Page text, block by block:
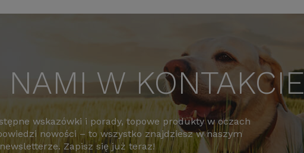
W KONTAKCIE
wskazówki i porady, topowe produkty w oczach
nowości – to wszystko znajdziesz w naszym
newsletterze. Zapisz się już teraz!